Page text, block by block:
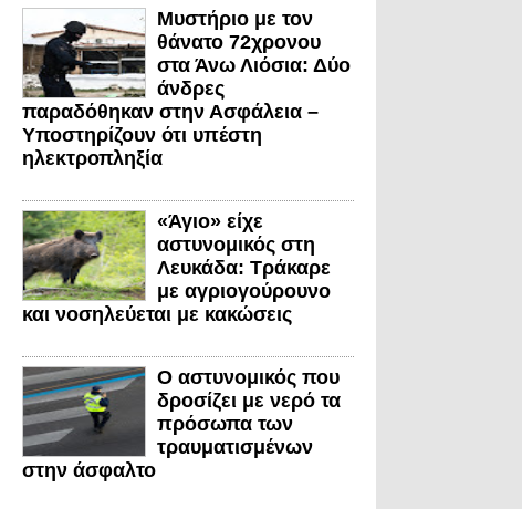
Μυστήριο με τον
θάνατο 72χρονου
στα Άνω Λιόσια: Δύο
άνδρες
παραδόθηκαν στην Ασφάλεια –
Υποστηρίζουν ότι υπέστη
ηλεκτροπληξία
«Άγιο» είχε
αστυνομικός στη
Λευκάδα: Τράκαρε
με αγριογούρουνο
και νοσηλεύεται με κακώσεις
Ο αστυνομικός που
δροσίζει με νερό τα
πρόσωπα των
τραυματισμένων
στην άσφαλτο